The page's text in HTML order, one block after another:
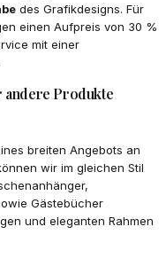
des Grafikdesigns. Für
einen Aufpreis von 30 %
mit einer
andere Produkte
breiten Angebots an
wir im gleichen Stil
Gästebücher
und eleganten Rahmen